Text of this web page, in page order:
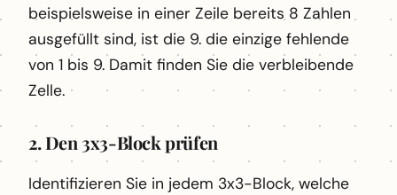
beispielsweise in einer Zeile bereits 8 Zahlen
ausgefüllt sind, ist die 9. die einzige fehlende
von 1 bis 9. Damit finden Sie die verbleibende
Zelle.
2. Den 3x3-Block prüfen
Identifizieren Sie in jedem 3x3-Block, welche